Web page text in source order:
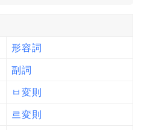
形容詞
副詞
ㅂ変則
르変則